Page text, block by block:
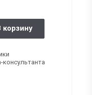
корзину